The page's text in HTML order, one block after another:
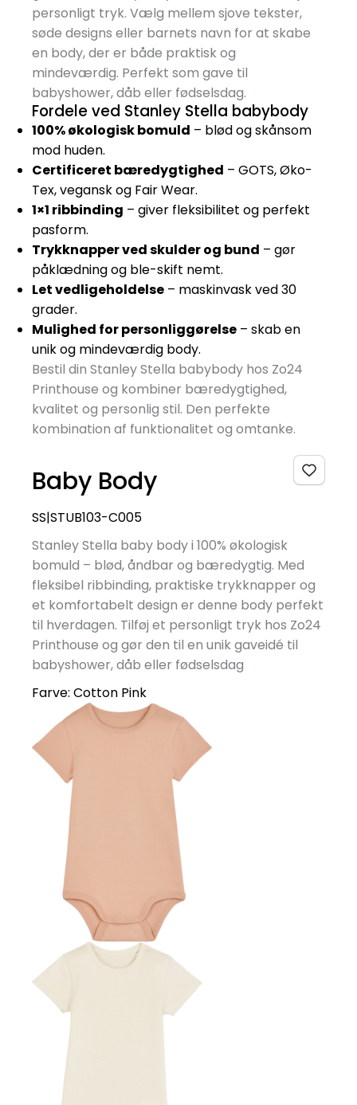
personligt tryk. Vælg mellem sjove tekster,
søde designs eller barnets navn for at skabe
en body, der er både praktisk og
mindeværdig. Perfekt som gave til
babyshower, dåb eller fødselsdag.
Fordele ved Stanley Stella babybody
100% økologisk bomuld – blød og skånsom
mod huden.
Certificeret bæredygtighed – GOTS, Øko-
Tex, vegansk og Fair Wear.
1×1 ribbinding – giver fleksibilitet og perfekt
pasform.
Trykknapper ved skulder og bund – gør
påklædning og ble-skift nemt.
Let vedligeholdelse – maskinvask ved 30
grader.
Mulighed for personliggørelse – skab en
unik og mindeværdig body.
Bestil din Stanley Stella babybody hos Zo24
Printhouse og kombiner bæredygtighed,
kvalitet og personlig stil. Den perfekte
kombination af funktionalitet og omtanke.
Baby Body
SS|STUB103-C005
Stanley Stella baby body i 100% økologisk
bomuld – blød, åndbar og bæredygtig. Med
fleksibel ribbinding, praktiske trykknapper og
et komfortabelt design er denne body perfekt
til hverdagen. Tilføj et personligt tryk hos Zo24
Printhouse og gør den til en unik gaveidé til
babyshower, dåb eller fødselsdag
Farve: Cotton Pink